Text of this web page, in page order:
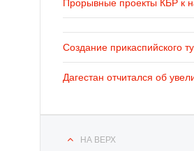
Прорывные проекты КБР к
Создание прикаспийского
Дагестан отчитался об
НА ВЕРХ